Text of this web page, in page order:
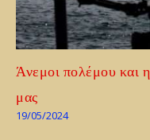
Άνεμοι πολέμου και
μας
19/05/2024